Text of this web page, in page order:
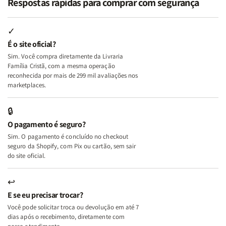
Minhas
Lutas
e
Deus
+
A
Mulher
Lar
Minhas
Lutas
+
A
Lar
Mulher
Segundo
Mulher
Segundo
✓
É o site oficial?
Sim. Você compra diretamente da Livraria
Família Cristã, com a mesma operação
reconhecida por mais de 299 mil avaliações nos
marketplaces.
🔒
O pagamento é seguro?
Sim. O pagamento é concluído no checkout
seguro da Shopify, com Pix ou cartão, sem sair
do site oficial.
↩
E se eu precisar trocar?
Você pode solicitar troca ou devolução em até 7
dias após o recebimento, diretamente com